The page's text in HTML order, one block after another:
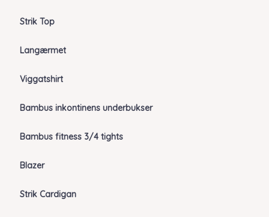
Strik Top
Langærmet
Viggatshirt
Bambus inkontinens underbukser
Bambus fitness 3/4 tights
Blazer
Strik Cardigan